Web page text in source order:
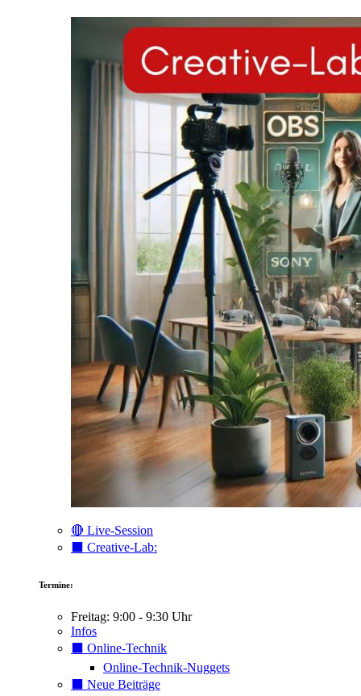
🔴 Live-Session
⬛️ Creative-Lab:
Termine:
Freitag: 9:00 - 9:30 Uhr
Infos
⬛️ Online-Technik
Online-Technik-Nuggets
⬛️ Neue Beiträge